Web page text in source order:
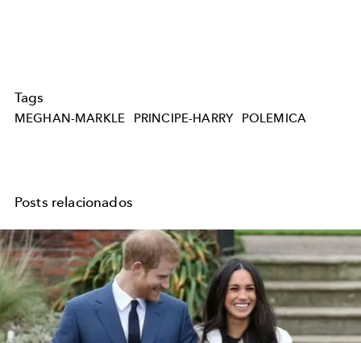
Tags
MEGHAN-MARKLE PRINCIPE-HARRY POLEMICA
Posts relacionados